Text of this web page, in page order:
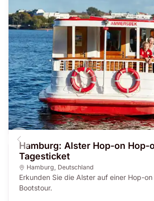
Hamburg: Alster Hop-on Hop-
Tagesticket
Hamburg, Deutschland
Erkunden Sie die Alster auf einer Hop-
Bootstour.